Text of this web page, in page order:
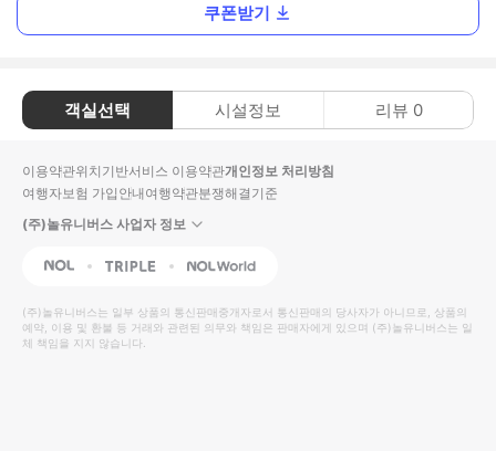
쿠폰받기
객실선택 시설정보 리뷰 0
이용약관위치기반서비스 이용약관개인정보 처리방침
여행자보험 가입안내여행약관분쟁해결기준
(주)놀유니버스 사업자 정보
NOL Triple Interpark Global
(주)놀유니버스는 일부 상품의 통신판매중개자로서 통신판매의 당사자가 아니므로, 상품의
예약, 이용 및 환불 등 거래와 관련된 의무와 책임은 판매자에게 있으며 (주)놀유니버스는 일
체 책임을 지지 않습니다.